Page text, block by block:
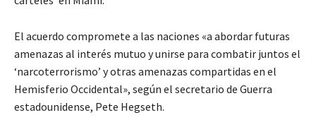
El acuerdo compromete a las naciones «a abordar futuras
amenazas al interés mutuo y unirse para combatir juntos el
‘narcoterrorismo’ y otras amenazas compartidas en el
Hemisferio Occidental», según el secretario de Guerra
estadounidense, Pete Hegseth.